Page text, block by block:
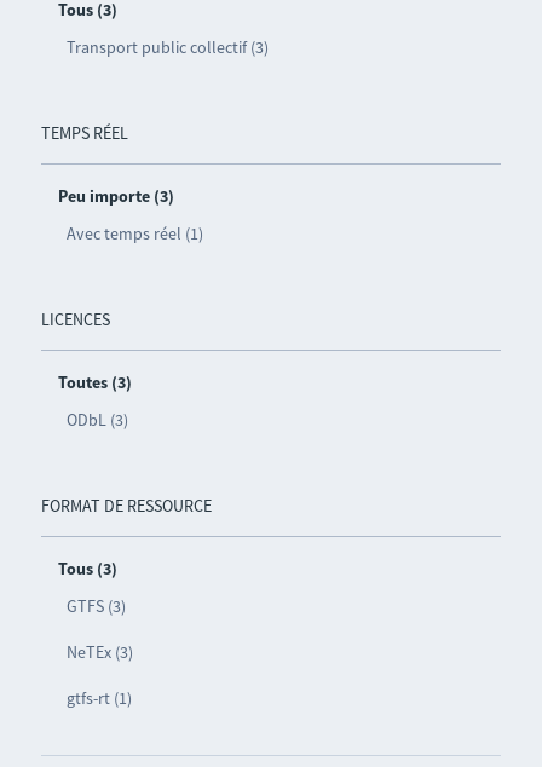
Tous (3)
Transport public collectif (3)
TEMPS RÉEL
Peu importe (3)
Avec temps réel (1)
LICENCES
Toutes (3)
ODbL (3)
FORMAT DE RESSOURCE
Tous (3)
GTFS (3)
NeTEx (3)
gtfs-rt (1)